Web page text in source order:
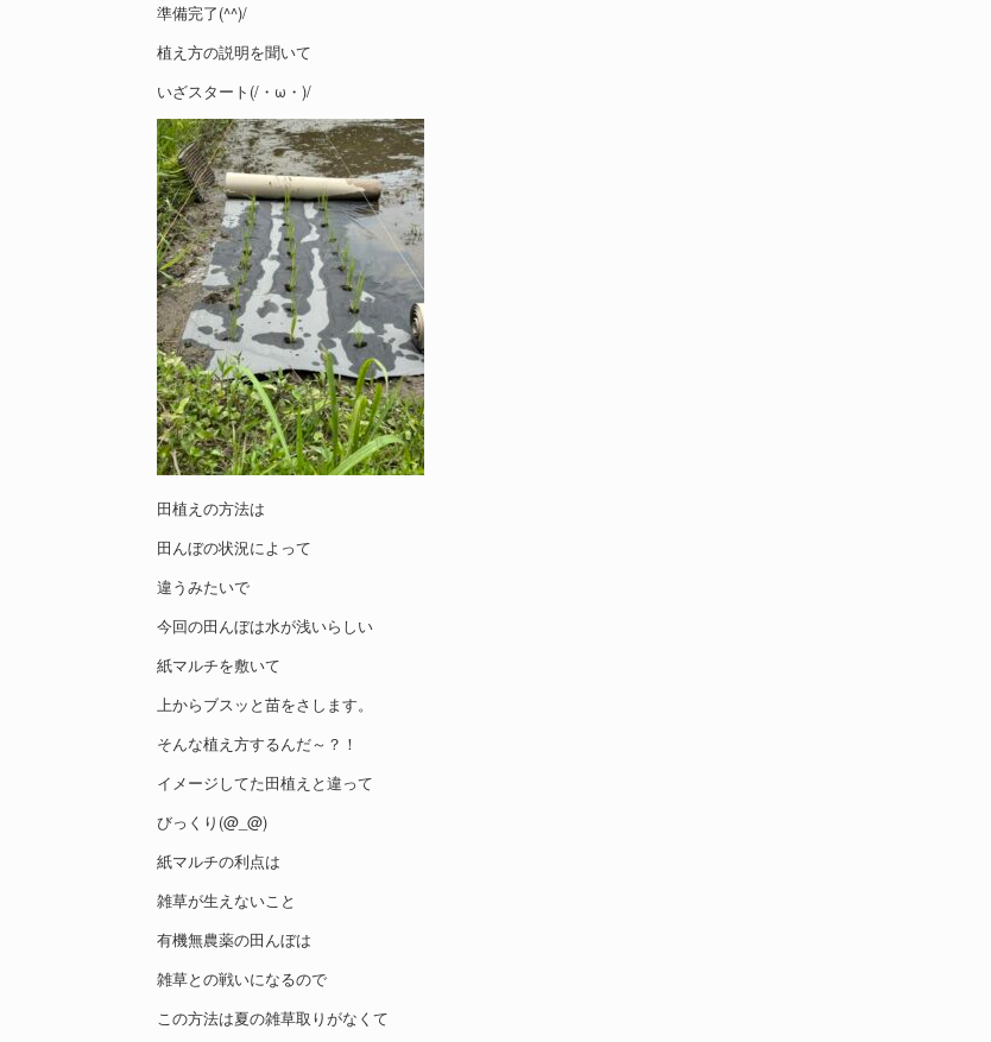
準備完了(^^)/
植え方の説明を聞いて
いざスタート(/・ω・)/
田植えの方法は
田んぼの状況によって
違うみたいで
今回の田んぼは水が浅いらしい
紙マルチを敷いて
上からブスッと苗をさします。
そんな植え方するんだ～？！
イメージしてた田植えと違って
びっくり(@_@)
紙マルチの利点は
雑草が生えないこと
有機無農薬の田んぼは
雑草との戦いになるので
この方法は夏の雑草取りがなくて